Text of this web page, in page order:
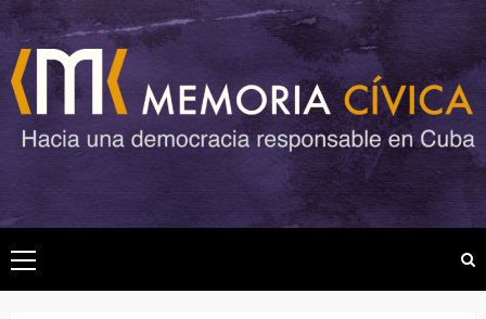
Saltar
al
contenido
Menú
principal